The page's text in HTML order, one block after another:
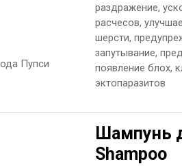
раздражение,
расчесов,
шерсти,
запутывание,
появление блох,
эктопаразитов
Шампунь
Shampoo